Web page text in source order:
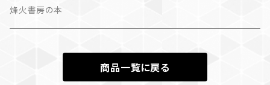
カレンダー
作品集＋エッセイ
烽火書房の本
商品一覧に戻る